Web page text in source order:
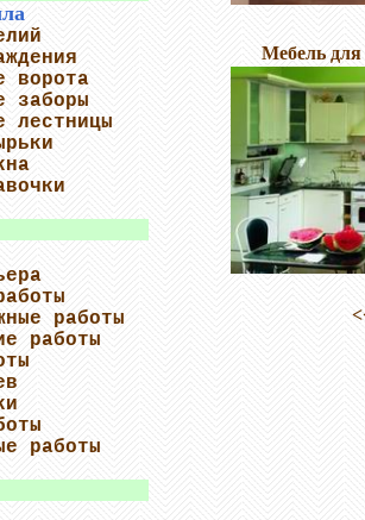
ворота
заборы
лестницы
работы
работы
работы
Мебель